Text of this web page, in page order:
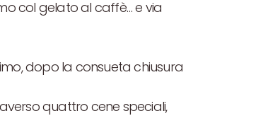
col gelato al caffè… e via
dopo la consueta chiusura
quattro cene speciali,